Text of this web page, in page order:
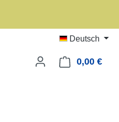
Deutsch
0,00 €